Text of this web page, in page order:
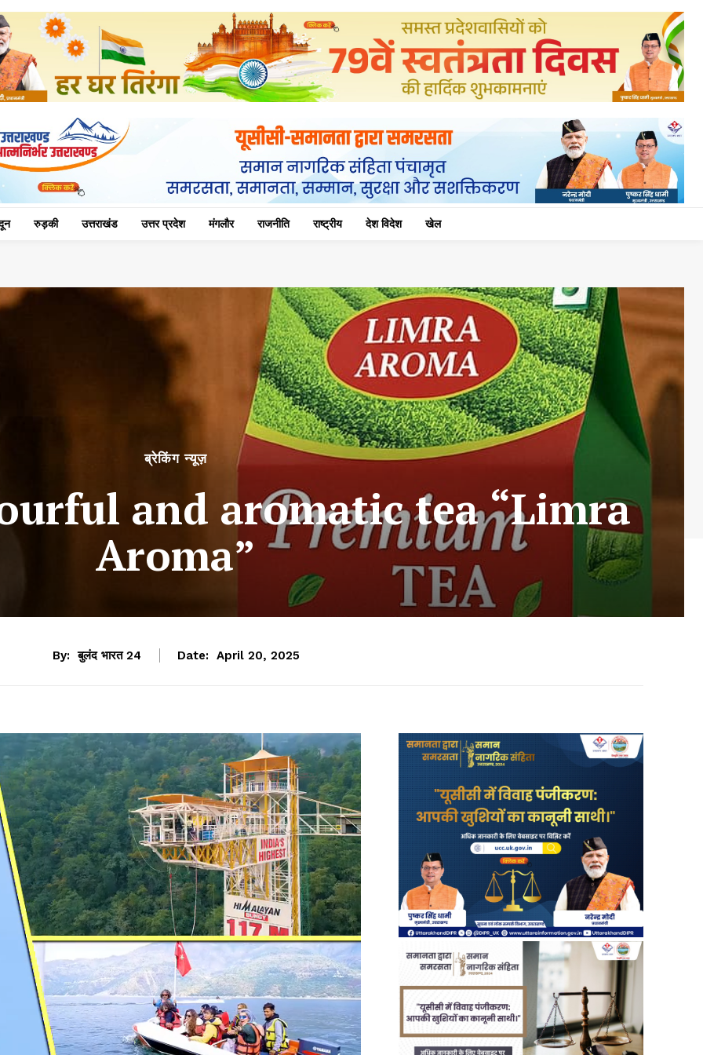
रुड़की उत्तराखंड उत्तर प्रदेश मंगलौर राजनीति राष्ट्रीय देश विदेश खेल
ब्रेकिंग न्यूज़
and aromatic tea “Limra
Aroma”
By: बुलंद भारत 24 Date: April 20, 2025